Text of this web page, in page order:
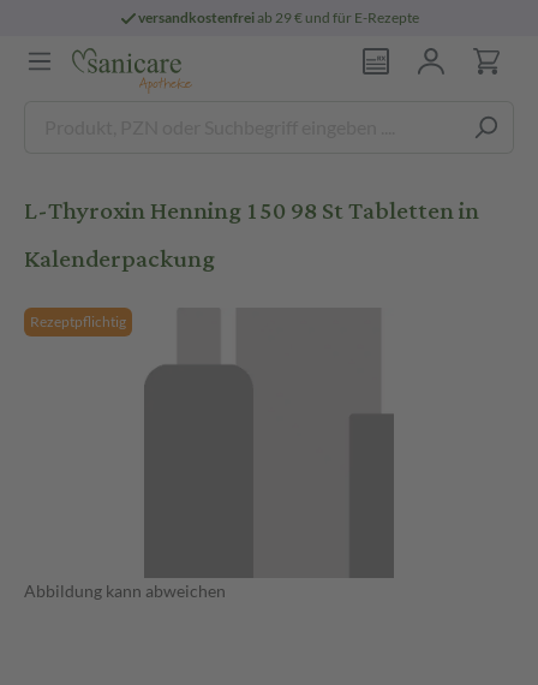
versandkostenfreiab 29 € und für E-Rezepte
L-Thyroxin Henning 150 98 St Tabletten in
Kalenderpackung
Rezeptpflichtig
Abbildung kann abweichen